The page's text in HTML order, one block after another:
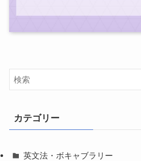
カテゴリー
英文法・ボキャブラリー